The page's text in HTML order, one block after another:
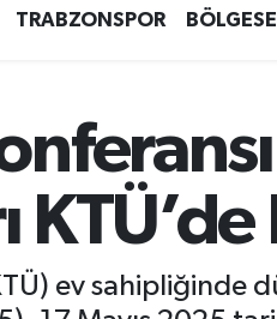
TRABZONSPOR
ev sahipliğinde